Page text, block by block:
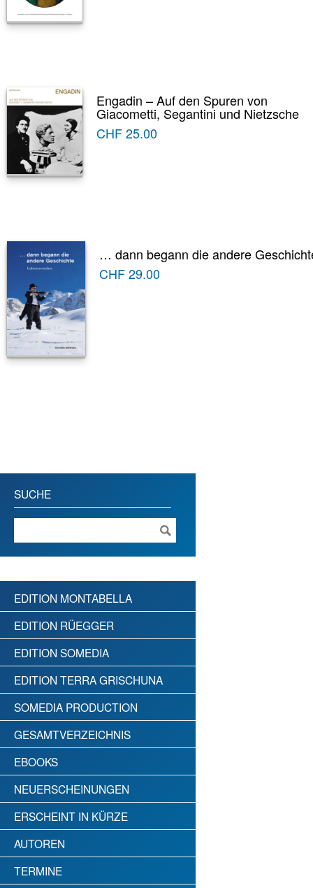
Engadin – Auf den Spuren von
Giacometti, Segantini und Nietzsche
CHF25.00
… dann begann die andere
CHF29.00
SUCHE
EDITION MONTABELLA
EDITION RÜEGGER
EDITION SOMEDIA
EDITION TERRA GRISCHUNA
SOMEDIA PRODUCTION
GESAMTVERZEICHNIS
EBOOKS
NEUERSCHEINUNGEN
ERSCHEINT IN KÜRZE
AUTOREN
TERMINE